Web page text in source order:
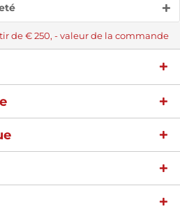
de € 250, - valeur de la commande